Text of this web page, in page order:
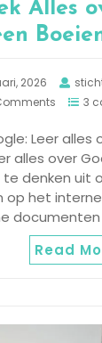
Alles
2026
3
Leer alles
alles over
denken uit
op het
Read